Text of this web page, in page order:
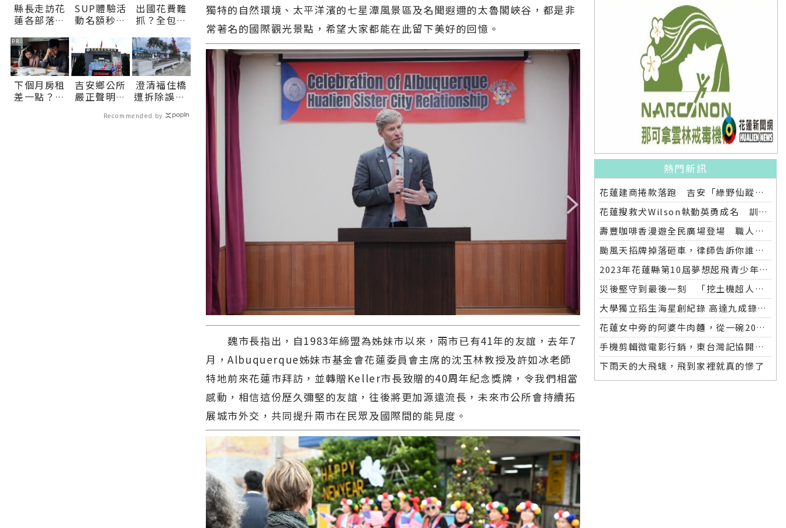
縣長走訪花
蓮各部落歲
族人健康與
無形文化資
產傳承：幸
福要延續、
建設要繼
續！∣花蓮
SUP體驗活
動名額秒殺
協調加開邀
市民共遊北
濱∣花蓮新
聞網官方網
站各類新聞
－最快速的
今日新聞報
出國花費難
抓？全包式
一價搞定食
宿玩樂，省
錢更省心！
下個月房租
差一點？快
PR
吉安鄉公所
嚴正聲明：
吳姓副主任
澄清福住橋
遭拆除誤解
放心∣花蓮
Recommended by
獨特的自然環境、太平洋濱的七星潭風景區及名聞遐邇的太魯閣峽谷，都是非
常著名的國際觀光景點，希望大家都能在此留下美好的回憶。
魏市長指出，自1983年締盟為姊妹市以來，兩市已有41年的友誼，去年7
月，Albuquerque姊妹市基金會花蓮委員會主席的沈玉林教授及許如冰老師
特地前來花蓮市拜訪，並轉贈Keller市長致贈的40周年紀念獎牌，令我們相當
感動，相信這份歷久彌堅的友誼，往後將更加源遠流長，未來市公所會持續拓
展城市外交，共同提升兩市在民眾及國際間的能見度。
熱門新訊
花蓮建商捲款落跑 吉安「綠野仙蹤」整棟2.6億將法拍
花蓮搜救犬Wilson執勤英勇成名 訓練意外墜落離世 消防局將為其立碑追思
壽豐咖啡香漫遊全民廣場登場 職人市集手作體驗品味慢活氛圍
颱風天招牌掉落砸車，律師告訴你誰該賠償
2023年花蓮縣第10屆夢想起飛青少年發明展 自強國中拿下第一名與第二名
災後堅守到最後一刻 「挖土機超人」因感染離世
大學獨立招生海星創紀錄 高達九成錄取國立大學 東華大學錄取21人 歷年最多
花蓮女中旁的阿婆牛肉麵，從一碗20元的牛肉湯開始到40年不變的人情味
手機剪輯微電影行銷，東台灣記協開班授課獲好評
下雨天的大飛蛾，飛到家裡就真的慘了